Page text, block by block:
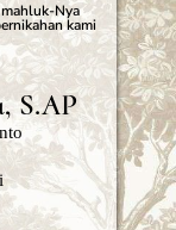
Nya
kami
S.AP